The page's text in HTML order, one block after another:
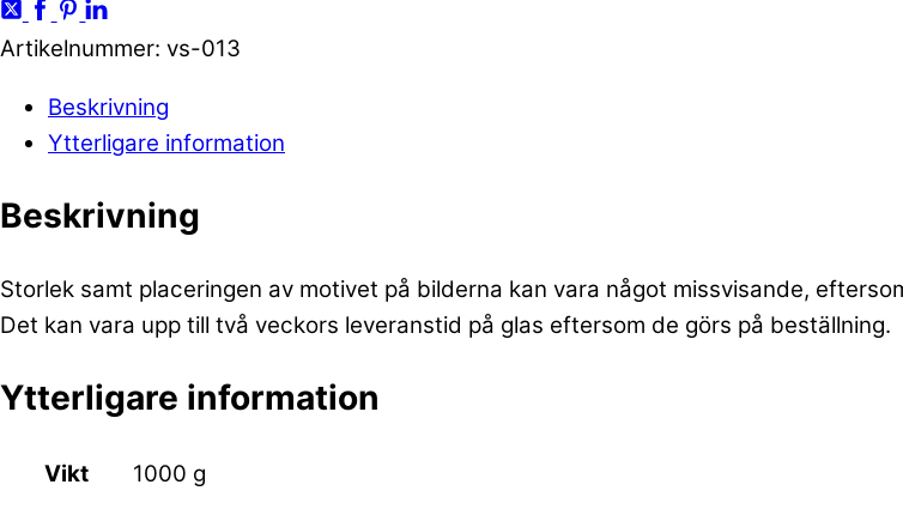
Artikelnummer: vs-013
Beskrivning
Ytterligare information
Beskrivning
Storlek samt placeringen av motivet på bilderna kan vara något missvisande,
Det kan vara upp till två veckors leveranstid på glas eftersom de görs på beställning.
Ytterligare information
Vikt 1000 g